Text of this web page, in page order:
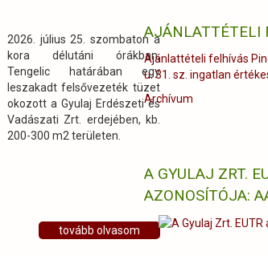
2026. július 25. szombaton a
kora délutáni órákban,
Tengelic határában egy
leszakadt felsővezeték tüzet
okozott a Gyulaj Erdészeti és
Vadászati Zrt. erdejében, kb.
200-300 m2 területen.
tovább olvasom
AJÁNLATTÉTELI
Ajánlattételi felhívás
u. 31. sz. ingatlan
Archívum
A GYULAJ ZRT.
AZONOSÍTÓJA: